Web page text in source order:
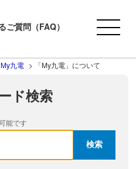
ご質問（FAQ）
My九電 > 「My九電」について
ド検索
能です